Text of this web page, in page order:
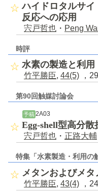
ハイドロタルサ
反応への応用
宍戸哲也 ・ Peng
時評
水素の製造と利用
竹平勝臣, 44(5) ，
第90回触媒討論会
予稿 2A03
Egg-shell型高分
宍戸哲也 ・ 正路大輔
特集「水素製造・利用の
メタンおよびメ
竹平勝臣, 43(4) ，